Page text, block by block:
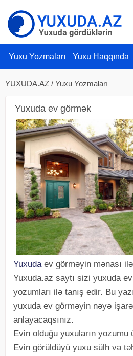
Yuxu Yozmaları Yuxu Haqqında
YUXUDA.AZ / Yuxu Yozmaları
Yuxuda ev görmək
Yuxudaev görməyin mənası ilə
Yuxuda.az saytı sizi yuxuda
yozumları ilə tanış edir. Bu
yuxuda ev görməyin nəyə
anlayacaqsınız.
Evin olduğu yuxuların yozumu
Evin görüldüyü yuxu sülh və